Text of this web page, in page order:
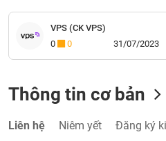
VPS (CK VPS)
0
0 31/07/2023
Thông tin cơ bản
Liên hệ Niêm yết Đăng ký